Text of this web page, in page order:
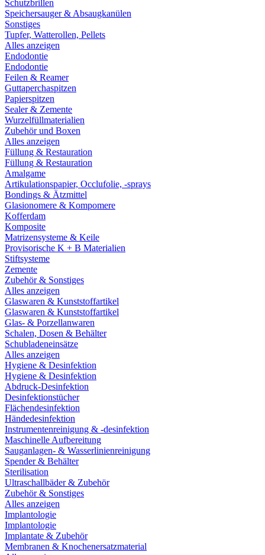
Schutzbrillen
Speichersauger & Absaugkanülen
Sonstiges
Tupfer, Watterollen, Pellets
Alles anzeigen
Endodontie
Endodontie
Feilen & Reamer
Guttaperchaspitzen
Papierspitzen
Sealer & Zemente
Wurzelfüllmaterialien
Zubehör und Boxen
Alles anzeigen
Füllung & Restauration
Füllung & Restauration
Amalgame
Artikulationspapier, Occlufolie, -sprays
Bondings & Ätzmittel
Glasionomere & Kompomere
Kofferdam
Komposite
Matrizensysteme & Keile
Provisorische K + B Materialien
Stiftsysteme
Zemente
Zubehör & Sonstiges
Alles anzeigen
Glaswaren & Kunststoffartikel
Glaswaren & Kunststoffartikel
Glas- & Porzellanwaren
Schalen, Dosen & Behälter
Schubladeneinsätze
Alles anzeigen
Hygiene & Desinfektion
Hygiene & Desinfektion
Abdruck-Desinfektion
Desinfektionstücher
Flächendesinfektion
Händedesinfektion
Instrumentenreinigung & -desinfektion
Maschinelle Aufbereitung
Sauganlagen- & Wasserlinienreinigung
Spender & Behälter
Sterilisation
Ultraschallbäder & Zubehör
Zubehör & Sonstiges
Alles anzeigen
Implantologie
Implantologie
Implantate & Zubehör
Membranen & Knochenersatzmaterial